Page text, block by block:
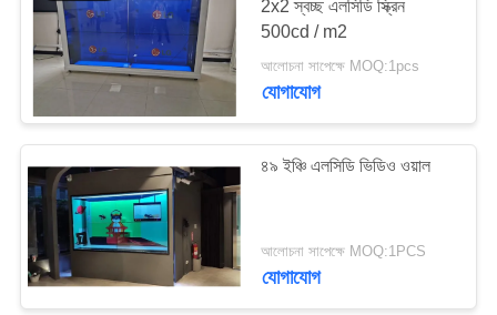
এলসিডি টাচ স্ক্রিন কিওস্ক
20
2x2 স্বচ্ছ এলসিডি স্ক্রিন
500cd / m2
আলোচনা সাপেক্ষে MOQ:1pcs
যোগাযোগ
৪৯ ইঞ্চি এলসিডি ভিডিও ওয়াল
আলোচনা সাপেক্ষে MOQ:1PCS
যোগাযোগ